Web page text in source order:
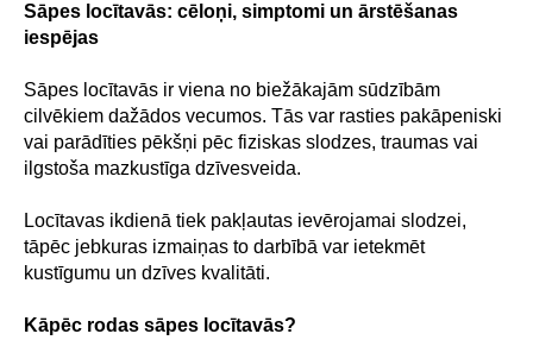
Sāpes locītavās: cēloņi, simptomi un ārstēšanas
iespējas
Sāpes locītavās ir viena no biežākajām sūdzībām
cilvēkiem dažādos vecumos. Tās var rasties pakāpeniski
vai parādīties pēkšņi pēc fiziskas slodzes, traumas vai
ilgstoša mazkustīga dzīvesveida.
Locītavas ikdienā tiek pakļautas ievērojamai slodzei,
tāpēc jebkuras izmaiņas to darbībā var ietekmēt
kustīgumu un dzīves kvalitāti.
Kāpēc rodas sāpes locītavās?